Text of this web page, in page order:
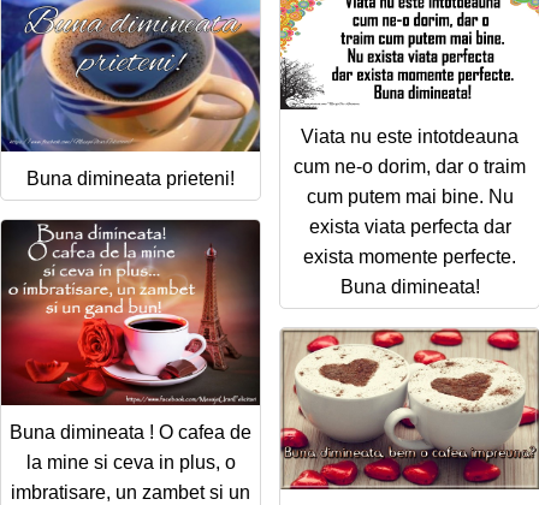
Buna dimineata prieteni!
Viata nu este intotdeauna
cum ne-o dorim, dar o traim
cum putem mai bine. Nu
exista viata perfecta dar
exista momente perfecte.
Buna dimineata!
Buna dimineata ! O cafea de
la mine si ceva in plus, o
imbratisare, un zambet si un